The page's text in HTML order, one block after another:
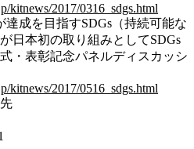
kitnews/2017/0316_sdgs.html
達成を目指すSDGs（持続可能な
日本初の取り組みとしてSDGs
・表彰記念パネルディスカッシ
kitnews/2017/0516_sdgs.html